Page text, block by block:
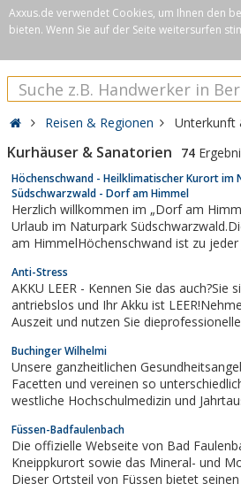
Axxus.de verwendet Cookies, um Ihnen den
bieten. Wenn Sie auf der Seite weitersurfen
Reisen & Regionen Unterkunft
Kurhäuser & Sanatorien 74
Höchenschwand - Heilklimatischer Kurort im
Südschwarzwald - Dorf am Himmel
Herzlich willkommen im „Dorf am
Urlaub im Naturpark
am HimmelHöchenschwand ist zu jeder
mit Blick über saftig grüne Wiesen, den durch Temperaturumkehr
geprägten,...
Anti-Stress
AKKU LEER - Kennen Sie das auch?Sie sind
antriebslos und Ihr Akku ist
Auszeit und nutzen Sie
Einzelcoaching.
Buchinger Wilhelmi
Unsere ganzheitlichen
Facetten und vereinen so
westliche Hochschulmedizin und
Pilates.
Füssen-Badfaulenbach
Die offizielle Webseite von Bad
Kneippkurort sowie das Mineral- und
Dieser Ortsteil von Füssen bietet